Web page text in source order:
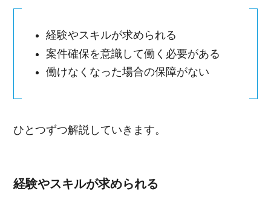
経験やスキルが求められる
案件確保を意識して働く必要がある
働けなくなった場合の保障がない
ひとつずつ解説していきます。
経験やスキルが求められる